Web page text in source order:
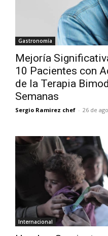
Gastronomía
Mejoría
10 Pacientes con
de la Terapia
Semanas
Sergio Ramirez chef - 26 de
Internacional